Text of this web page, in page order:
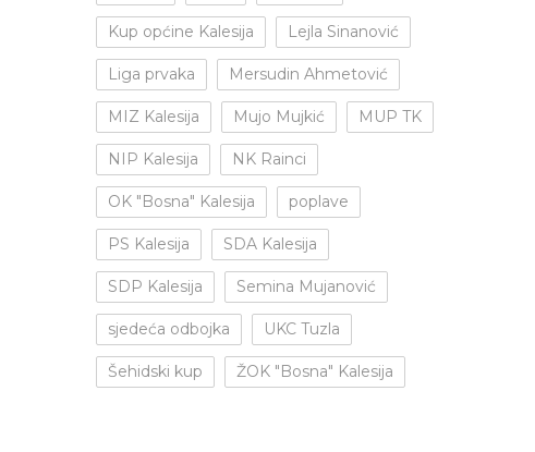
Kup općine Kalesija Lejla Sinanović
Liga prvaka Mersudin Ahmetović
MIZ Kalesija Mujo Mujkić MUP TK
NIP Kalesija NK Rainci
OK "Bosna" Kalesija poplave
PS Kalesija SDA Kalesija
SDP Kalesija Semina Mujanović
sjedeća odbojka UKC Tuzla
Šehidski kup ŽOK "Bosna" Kalesija